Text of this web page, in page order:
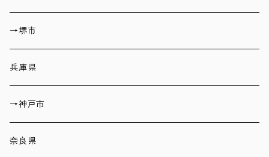
→堺市
兵庫県
→神戸市
奈良県